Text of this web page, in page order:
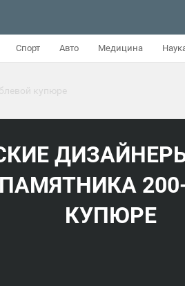
Спорт Авто Медицина
купюре
КУПЮРЕ